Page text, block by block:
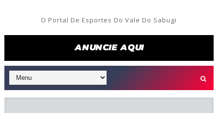
O Portal De Esportes Do Vale Do Sabugi